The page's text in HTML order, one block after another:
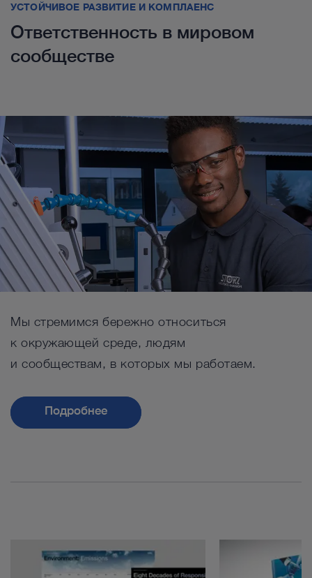
УСТОЙЧИВОЕ РАЗВИТИЕ И КОМПЛАЕНС
Ответственность в мировом
сообществе
Мы стремимся бережно относиться
к окружающей среде, людям
и сообществам, в которых мы работаем.
Подробнее